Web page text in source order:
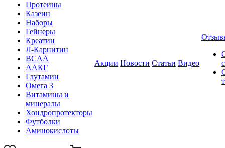
Протеины
Казеин
Наборы
Гейнеры
Креатин
Л-Карнитин
BCAA
ААКГ
Глутамин
Омега 3
Витамины и
минералы
Хондропротекторы
Футболки
Аминокислоты
Акции Новости Статьи Видео